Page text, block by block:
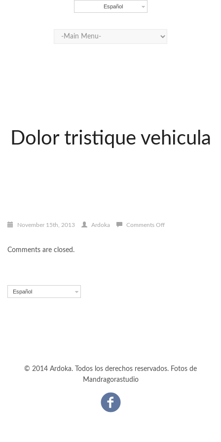
Español
Dolor tristique vehicula
November 15th, 2013 Ardoka Comments Offon
Comments are closed.
Español
© 2014 Ardoka. Todos los derechos reservados. Fotos de
Mandragorastudio
Facebook